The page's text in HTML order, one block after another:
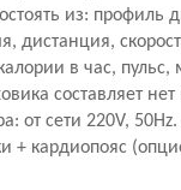
из: профиль
дистанция,
в час, пульс,
составляет
от сети 220V,
+ кардиопояс